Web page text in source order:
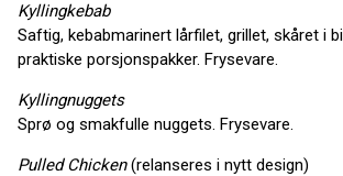
Kyllingkebab
Saftig, kebabmarinert lårfilet, grillet, skåret i
praktiske porsjonspakker. Frysevare.
Kyllingnuggets
Sprø og smakfulle nuggets. Frysevare.
Pulled Chicken(relanseres i nytt design)